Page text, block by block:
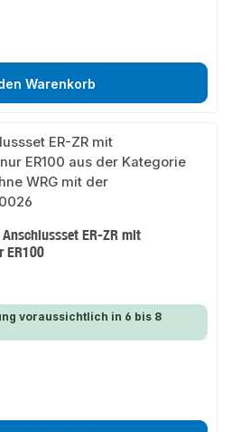
Warenkorb
ER-ZR mit
ER100
voraussichtlich in 6 bis 8